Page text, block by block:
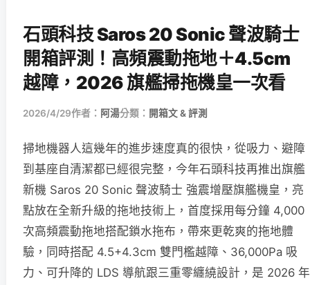
石頭科技 Saros 20 Sonic 聲波騎士
開箱評測！高頻震動拖地＋4.5cm
越障，2026 旗艦掃拖機皇一次看
2026/4/29作者： 阿湯分類： 開箱文 & 評測
掃地機器人這幾年的進步速度真的很快，從吸力、避障
到基座自清潔都已經很完整，今年石頭科技再推出旗艦
新機 Saros 20 Sonic 聲波騎士 強震增壓旗艦機皇，亮
點放在全新升級的拖地技術上，首度採用每分鐘 4,000
次高頻震動拖地搭配鎖水拖布，帶來更乾爽的拖地體
驗，同時搭配 4.5+4.3cm 雙門檻越障、36,000Pa 吸
力、可升降的 LDS 導航跟三重零纏繞設計，是 2026 年